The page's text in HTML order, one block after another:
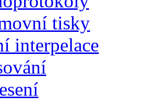
tisky
interpelace